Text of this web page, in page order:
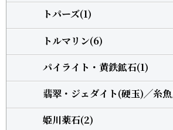
トパーズ(1)
トルマリン(6)
パイライト・黄鉄鉱石(1)
翡翠・ジェダイト(硬玉)╱糸
姫川薬石(2)